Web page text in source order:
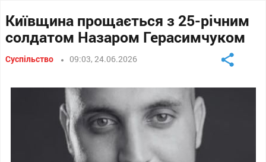
Київщина прощається з 25-річним
солдатом Назаром Герасимчуком
Суспільство 09:03, 24.06.2026